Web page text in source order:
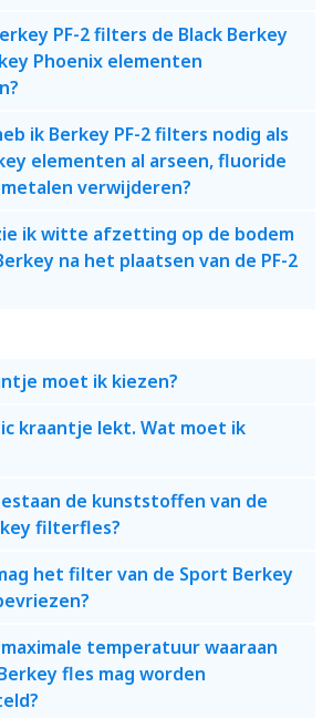
PF-2 filters de Black Berkey
Phoenix elementen
ik Berkey PF-2 filters nodig als
elementen al arseen, fluoride
verwijderen?
ik witte afzetting op de bodem
na het plaatsen van de PF-2
moet ik kiezen?
kraantje lekt. Wat moet ik
de kunststoffen van de
filterfles?
het filter van de Sport Berkey
temperatuur waaraan
fles mag worden